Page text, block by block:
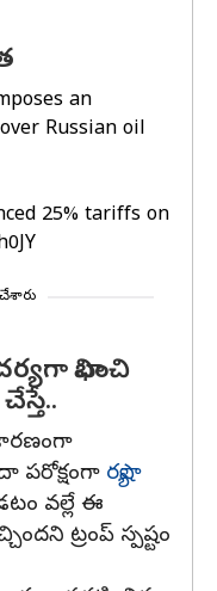
an
Russian oil
25% tariffs on
భావించి
కారణంగా
పరోక్షంగా రష్యా
వల్లే ఈ
ట్రంప్‌ స్పష్టం